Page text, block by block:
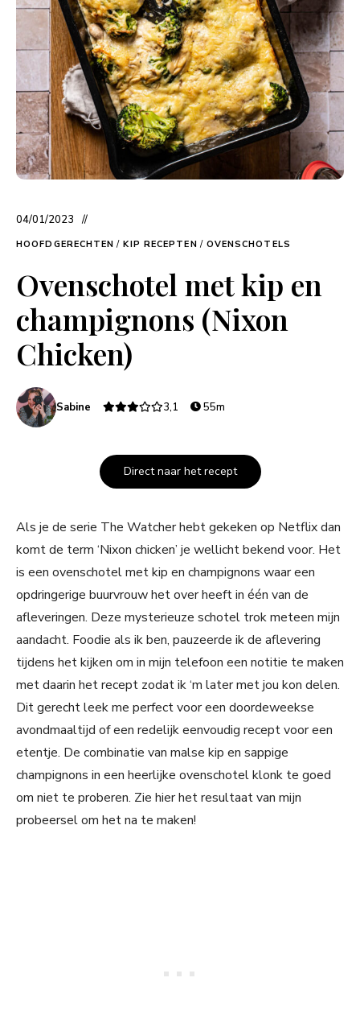
04/01/2023
HOOFDGERECHTEN / KIP RECEPTEN / OVENSCHOTELS
Ovenschotel met kip en
champignons (Nixon
Chicken)
Sabine 3,1 55m
Direct naar het recept
Als je de serie The Watcher hebt gekeken op Netflix dan
komt de term ‘Nixon chicken’ je wellicht bekend voor. Het
is een ovenschotel met kip en champignons waar een
opdringerige buurvrouw het over heeft in één van de
afleveringen. Deze mysterieuze schotel trok meteen mijn
aandacht. Foodie als ik ben, pauzeerde ik de aflevering
tijdens het kijken om in mijn telefoon een notitie te maken
met daarin het recept zodat ik ‘m later met jou kon delen.
Dit gerecht leek me perfect voor een doordeweekse
avondmaaltijd of een redelijk eenvoudig recept voor een
etentje. De combinatie van malse kip en sappige
champignons in een heerlijke ovenschotel klonk te goed
om niet te proberen. Zie hier het resultaat van mijn
probeersel om het na te maken!